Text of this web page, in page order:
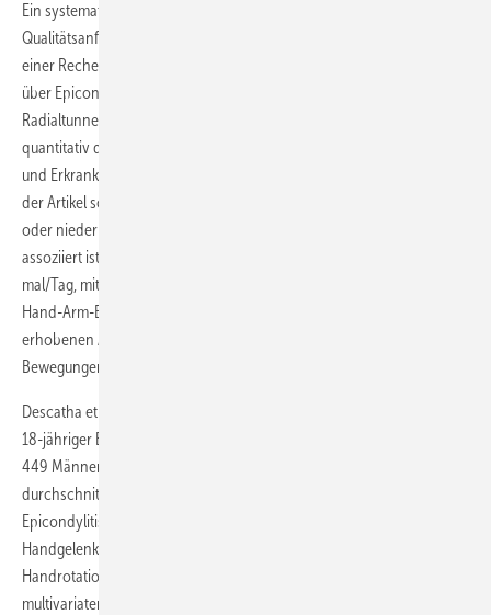
Ein systematisches Review mit 13 Studien, die die
Qualitätsanforderungen erfüllten (van Rijn et al. 2009), basiert auf
einer Recherche aus den Jahren 1996–2007: Es sollte eine Diagnose
über Epicondylitis lateralis bzw. Medialis, Cubital- oder
Radialtunnelsyndrom vorliegen, die Expositionsmaße sollten
quantitativ dargestellt sein, die Beziehungen zwischen Arbeitsfaktoren
und Erkrankung sollte quantitativ (OR oder RR) dargestellt sein und
der Artikel sollte peer-reviewed sein (englisch, deutsch, französisch
oder niederländisch). Es zeigte sich, dass die laterale Epikondylitis
assoziiert ist mit dem Heben von 20 kg Last per Hand mindestens 10-
mal/Tag, mit der Arbeit mit Werkzeugen > 1 kg Gewicht, repetitiven
Hand-Arm-Bewegungen > 2 Stunden/Tag, vor dem Körper
erhobenen Armen, Hände gebeugt oder verdreht oder mit präzisen
Bewegungen über einen Teil des Arbeitstages.
Descatha et al. (2013) haben in einer Längsschnittstudie mindestens
18-jähriger Beschäftigter (34 Fälle an 699 Beschäftigten,
449 Männer/250 Frauen) aus einem Mix von Tätigkeiten, die sie über
durchschnittlich 34 Monate verfolgt haben, für das Auftreten einer
Epicondylitis lateralis für die Kombination aus der
Handgelenksbeugung mindestens 4 Stunden/Tag und der
Handrotation >2 Stunden/Tag eine OR von 2,5 (1,1–5,3) in der
multivariaten Analyse ermittelt.